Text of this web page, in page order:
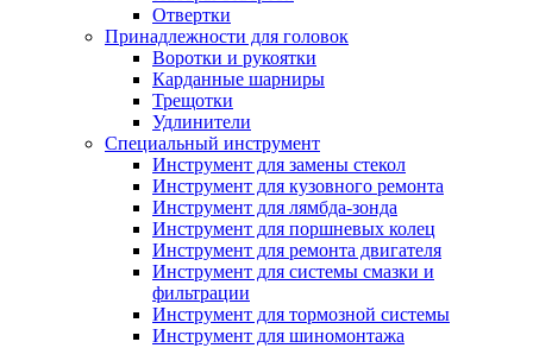
Отвертки
Принадлежности для головок
Воротки и рукоятки
Карданные шарниры
Трещотки
Удлинители
Специальный инструмент
Инструмент для замены стекол
Инструмент для кузовного ремонта
Инструмент для лямбда-зонда
Инструмент для поршневых колец
Инструмент для ремонта двигателя
Инструмент для системы смазки и
фильтрации
Инструмент для тормозной системы
Инструмент для шиномонтажа